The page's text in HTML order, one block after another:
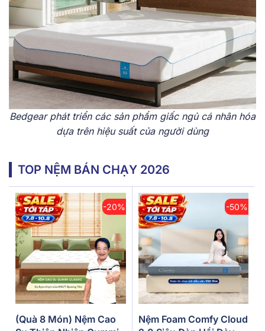
Bedgear phát triển các sản phẩm giấc ngủ cá nhân hóa
dựa trên hiệu suất của người dùng
TOP NỆM BÁN CHẠY 2026
-20%
(Quà 8 Món) Nệm Cao
-50%
Nệm Foam Comfy Cloud